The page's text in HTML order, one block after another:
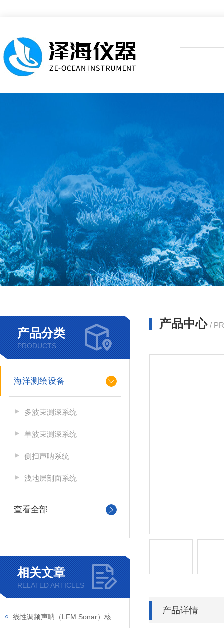
产品分类
PRODUCTS
海洋测绘设备
多波束测深系统
单波束测深系统
侧扫声呐系统
浅地层剖面系统
查看全部
相关文章
RELATED ARTICLES
产品中心 /
产品详情